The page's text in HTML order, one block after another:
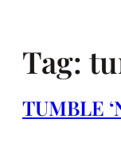
Tag:
TUMBLE